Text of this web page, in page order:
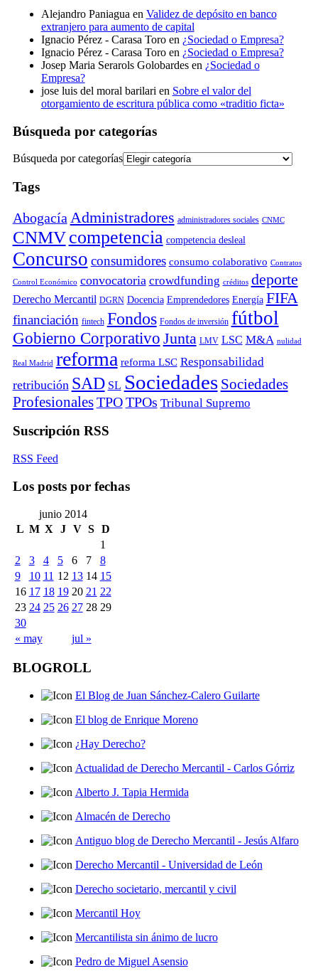
Alejandro Paniagua en Validez de depósito en banco
extranjero para aumento de capital
Ignacio Pérez - Carasa Toroen ¿Sociedad o Empresa?
Ignacio Pérez - Carasa Toroen ¿Sociedad o Empresa?
Josep Maria Serarols Golobardesen ¿Sociedad o
Empresa?
jose luis del moral barilari en Sobre el valor del
otorgamiento de escritura pública como «traditio ficta»
Búsqueda por categorías
Búsqueda por categorías
Tags
Abogacía Administradores administradores sociales CNMC
CNMV competencia competencia desleal
Concurso consumidores consumo colaborativo Contratos
Control Económico convocatoria crowdfunding créditos deporte
Derecho Mercantil DGRN Docencia Emprendedores Energía FIFA
financiación fintech Fondos Fondos de inversión fútbol
Gobierno Corporativo Junta LMV LSC M&A nulidad
Real Madrid reforma reforma LSC Responsabilidad
retribución SAD SL Sociedades Sociedades
Profesionales TPO TPOs Tribunal Supremo
Suscripción RSS
RSS Feed
Los posts por fechas
junio 2014
L M X J V S D
« may jul »
1
2
3 4 5 6 7
8
9
10 11 12 13 14 15
16 17 18 19 20 21 22
23 24 25 26 27 28 29
30
BLOGROLL
El Blog de Juan Sánchez-Calero Guilarte
El blog de Enrique Moreno
¿Hay Derecho?
Actualidad de Derecho Mercantil - Carlos Górriz
Alberto J. Tapia Hermida
Almacén de Derecho
Antiguo blog de Derecho Mercantil - Jesús Alfaro
Derecho Mercantil - Universidad de León
Derecho societario, mercantil y civil
Mercantil Hoy
Mercantilista sin ánimo de lucro
Pedro de Miguel Asensio